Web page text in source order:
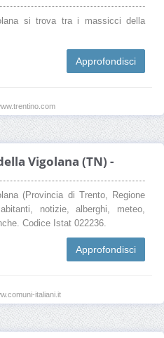
si trova tra i massicci della
Approfondisci
Vigolana (TN) -
(Provincia di Trento, Regione
notizie, alberghi, meteo,
Codice Istat 022236.
Approfondisci
italiani.it